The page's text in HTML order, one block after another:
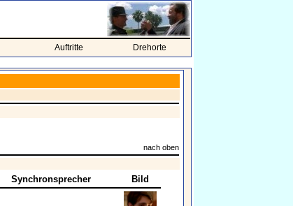
Auftritte Drehorte
nach oben
Synchronsprecher Bild